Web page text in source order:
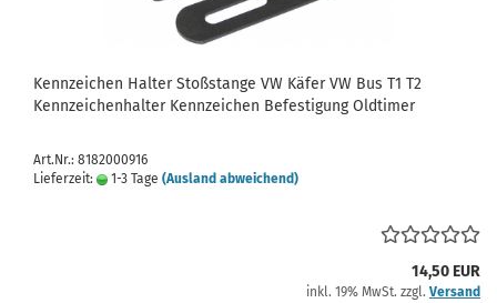
Kennzeichen Halter Stoßstange VW Käfer VW Bus T1 T2
Kennzeichenhalter Kennzeichen Befestigung Oldtimer
Art.Nr.: 8182000916
Lieferzeit:
1-3 Tage (Ausland abweichend)
14,50 EUR
inkl. 19% MwSt. zzgl. Versand